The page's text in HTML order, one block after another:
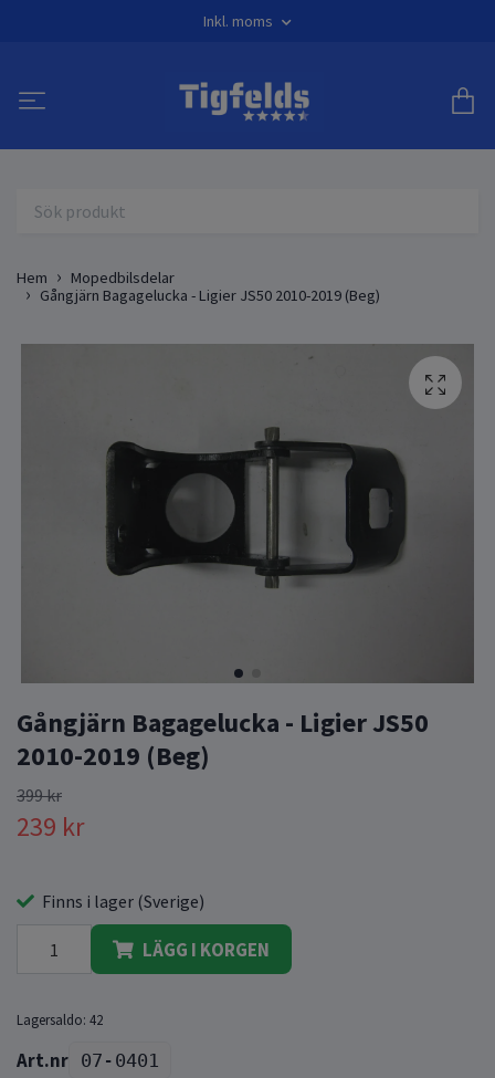
Inkl. moms
Hem
Mopedbilsdelar
Gångjärn Bagagelucka - Ligier JS50 2010-2019 (Beg)
Gångjärn Bagagelucka - Ligier JS50
2010-2019 (Beg)
399 kr
239 kr
Finns i lager (Sverige)
LÄGG I KORGEN
Lagersaldo: 42
07-0401